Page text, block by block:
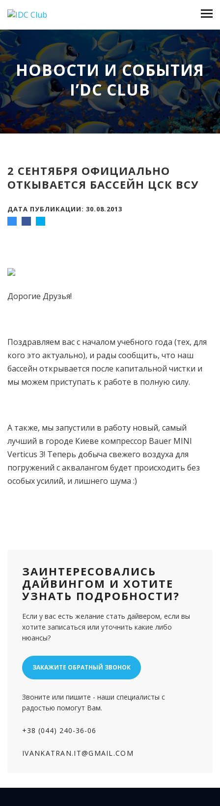
НОВОСТИ И СОБЫТИЯ
I’DC CLUB
2 СЕНТЯБРЯ ОФИЦИАЛЬНО
ОТКЫВАЕТСЯ БАССЕЙН ЦСК ВСУ
ДАТА ПУБЛИКАЦИИ: 30.08.2013
Дорогие Друзья!
Поздравляем вас с началом учебного года (тех, для
кого это актуально), и рады сообщить, что наш
бассейн открывается после капитальной чистки и
мы можем приступать к работе в полную силу.
А также, мы запустили в работу новый, самый
лучший в городе Киеве компрессор Bauer MINI
Verticus 3! Теперь добыча свежего воздуха для
погружений с аквалангом будет происходить без
особых усилий, и лишнего шума :)
ЗАИНТЕРЕСОВАЛИСЬ
ДАЙВИНГОМ И ХОТИТЕ
УЗНАТЬ ПОДРОБНОСТИ?
Если у вас есть желание стать дайвером, если вы
хотите записаться или уточнить какие либо
нюансы?
ЗАКАЖИТЕ ОБРАТНЫЙ ЗВОНОК
Звоните или пишите - наши специалисты с
радостью помогут Вам.
+38 (044) 240-36-06
IVANKATRAN.IT@GMAIL.COM